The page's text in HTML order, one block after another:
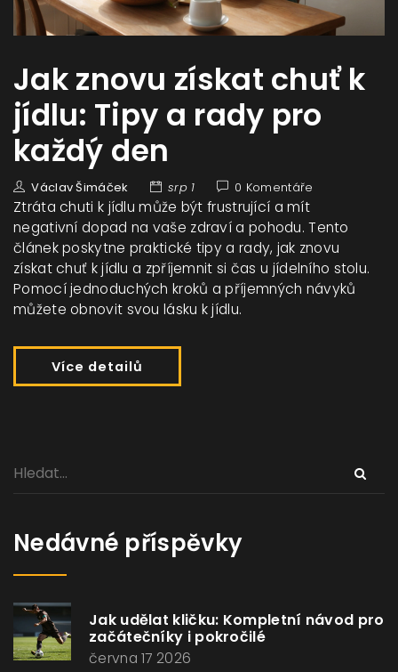
Jak znovu získat chuť k
jídlu: Tipy a rady pro
každý den
Václav Šimáček srp 1 0 Komentáře
Ztráta chuti k jídlu může být frustrující a mít
negativní dopad na vaše zdraví a pohodu. Tento
článek poskytne praktické tipy a rady, jak znovu
získat chuť k jídlu a zpříjemnit si čas u jídelního stolu.
Pomocí jednoduchých kroků a příjemných návyků
můžete obnovit svou lásku k jídlu.
Více detailů
Nedávné příspěvky
Jak udělat kličku: Kompletní návod pro
začátečníky i pokročilé
června 17 2026